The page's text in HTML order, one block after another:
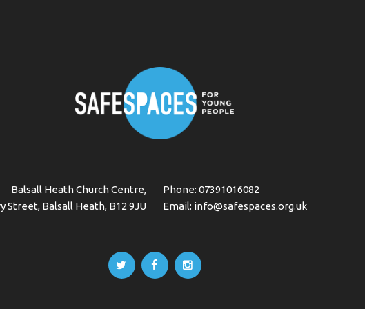
Phone: 07391016082
Email: info@safespaces.org.uk
Balsall Heath Church Centre,
Street, Balsall Heath, B12 9JU